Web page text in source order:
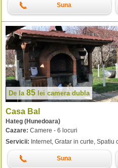
Suna
De la 85 lei camera dubla
Casa Bal
Hateg (Hunedoara)
Cazare: Camere - 6 locuri
Servicii: Internet, Gratar in curte, Spatiu
Suna